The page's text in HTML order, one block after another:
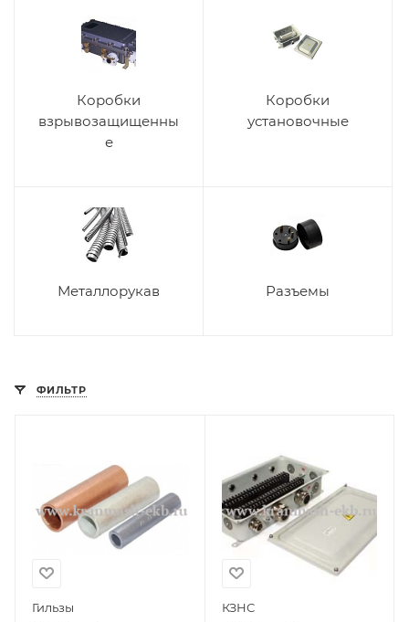
Коробки
взрывозащищенны
е
Коробки
установочные
Металлорукав Разъемы
ФИЛЬТР
Гильзы КЗНС